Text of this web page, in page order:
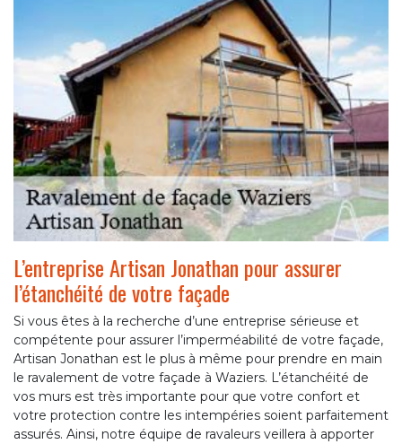
L’entreprise Artisan Jonathan pour assurer
l’étanchéité de votre façade
Si vous êtes à la recherche d’une entreprise sérieuse et
compétente pour assurer l’imperméabilité de votre façade,
Artisan Jonathan est le plus à même pour prendre en main
le ravalement de votre façade à Waziers. L’étanchéité de
vos murs est très importante pour que votre confort et
votre protection contre les intempéries soient parfaitement
assurés. Ainsi, notre équipe de ravaleurs veillera à apporter